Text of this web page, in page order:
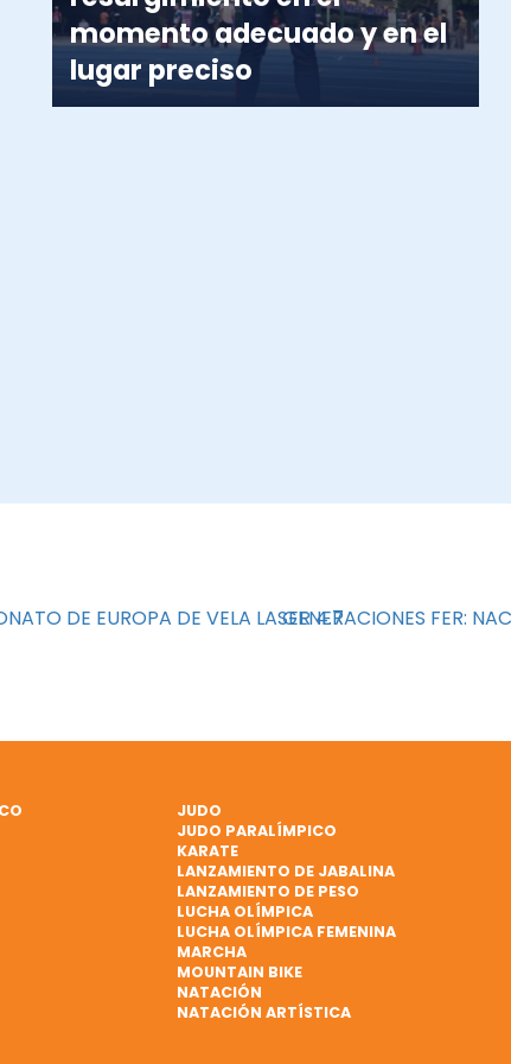
momento adecuado y en el
lugar preciso
DE EUROPA DE VELA LASER 4.7GENERACIONES FER:
JUDO
JUDO PARALÍMPICO
KARATE
LANZAMIENTO DE JABALINA
LANZAMIENTO DE PESO
LUCHA OLÍMPICA
LUCHA OLÍMPICA FEMENINA
MARCHA
MOUNTAIN BIKE
NATACIÓN
NATACIÓN ARTÍSTICA